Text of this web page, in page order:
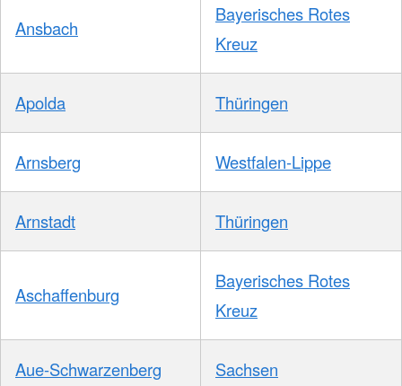
Ansbach
Bayerisches Rotes
Kreuz
Apolda Thüringen
Arnsberg Westfalen-Lippe
Arnstadt Thüringen
Aschaffenburg
Bayerisches Rotes
Kreuz
Aue-Schwarzenberg Sachsen